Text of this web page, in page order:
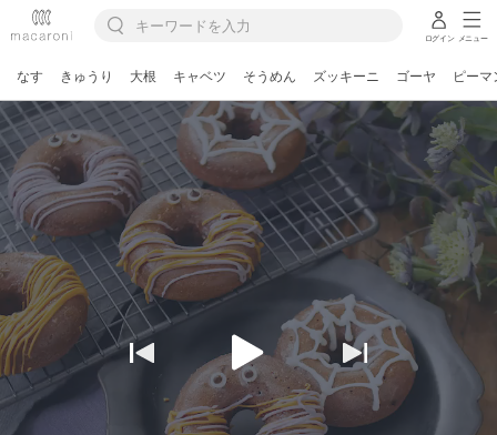
ログイン メニュー
なす きゅうり 大根 キャベツ そうめん ズッキーニ ゴーヤ ピーマ